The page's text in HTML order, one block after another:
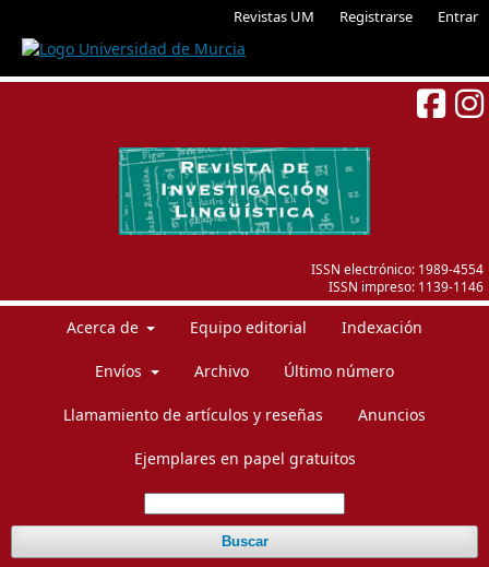
Revistas UM Registrarse Entrar
ISSN electrónico: 1989-4554
ISSN impreso: 1139-1146
Acerca de Equipo editorial Indexación
Envíos Archivo Último número
Llamamiento de artículos y reseñas Anuncios
Ejemplares en papel gratuitos
Buscar